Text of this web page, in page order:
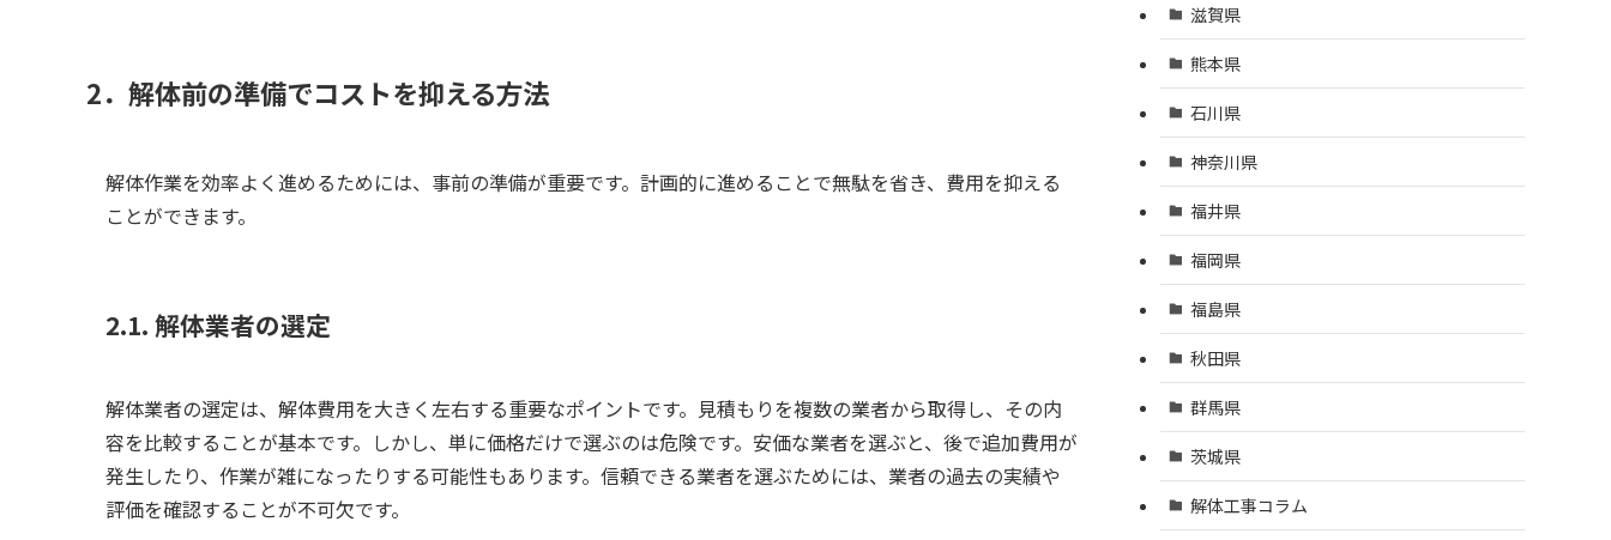
2．解体前の準備でコストを抑える方法
解体作業を効率よく進めるためには、事前の準備が重要です。計画的に進めることで無駄を省き、費用を抑える
ことができます。
2.1. 解体業者の選定
解体業者の選定は、解体費用を大きく左右する重要なポイントです。見積もりを複数の業者から取得し、その内
容を比較することが基本です。しかし、単に価格だけで選ぶのは危険です。安価な業者を選ぶと、後で追加費用が
発生したり、作業が雑になったりする可能性もあります。信頼できる業者を選ぶためには、業者の過去の実績や
評価を確認することが不可欠です。
滋賀県
熊本県
石川県
神奈川県
福井県
福岡県
福島県
秋田県
群馬県
茨城県
解体工事コラム